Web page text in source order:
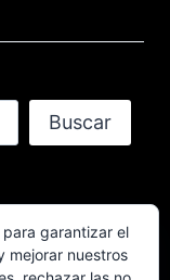
Buscar
Instagram
garantizar el
mejorar nuestros